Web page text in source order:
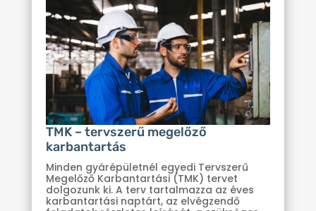
TMK – tervszerű megelőző
karbantartás
Minden gyárépületnél egyedi Tervszerű
Megelőző Karbantartási (TMK) tervet
dolgozunk ki. A terv tartalmazza az éves
karbantartási naptárt, az elvégzendő